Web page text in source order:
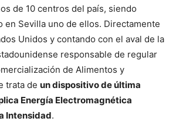
de 10 centros del país, siendo
en Sevilla uno de ellos. Directamente
Unidos y contando con el aval de la
responsable de regular
de Alimentos y
trata de un dispositivo de última
Energía Electromagnética
Intensidad.